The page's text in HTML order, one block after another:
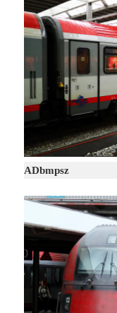
ADbmpsz